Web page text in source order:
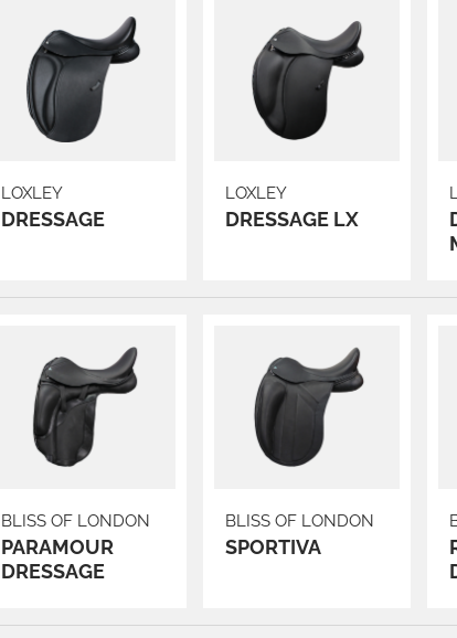
LOXLEY
DRESSAGE
LOXLEY
DRESSAGE LX
BLISS OF LONDON
PARAMOUR
DRESSAGE
BLISS OF LONDON
SPORTIVA